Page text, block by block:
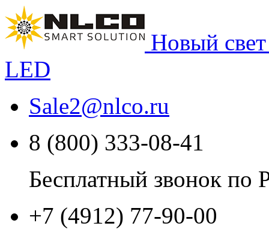
Новый
LED
Sale2@nlco.ru
8 (800) 333-08-41
Бесплатный звонок по
+7 (4912) 77-90-00